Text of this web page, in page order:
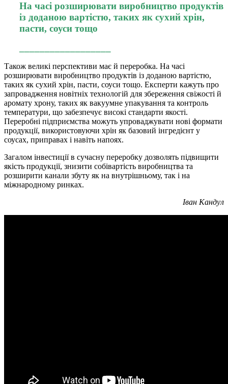
На часі розширювати виробництво продуктів
із доданою вартістю, таких як сухий хрін,
пасти, соуси тощо
Також великі перспективи має й переробка. На часі
розширювати виробництво продуктів із доданою вартістю,
таких як сухий хрін, пасти, соуси тощо. Експерти кажуть про
запровадження новітніх технологій для збереження свіжості й
аромату хрону, таких як вакуумне упакування та контроль
температури, що забезпечує високі стандарти якості.
Переробні підприємства можуть упроваджувати нові формати
продукції, використовуючи хрін як базовий інгредієнт у
соусах, приправах і навіть напоях.
Загалом інвестиції в сучасну переробку дозволять підвищити
якість продукції, знизити собівартість виробництва та
розширити канали збуту як на внутрішньому, так і на
міжнародному ринках.
Іван Кандул